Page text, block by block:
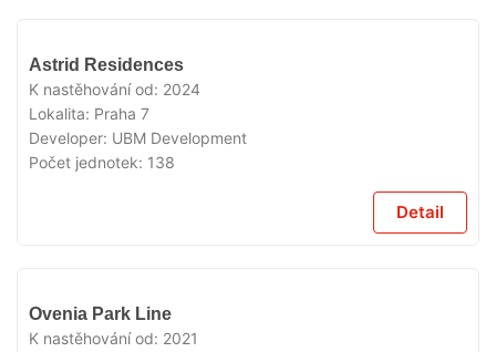
Astrid Residences
K nastěhování od: 2024
Lokalita: Praha 7
Developer: UBM Development
Počet jednotek: 138
Detail
Ovenia Park Line
K nastěhování od: 2021